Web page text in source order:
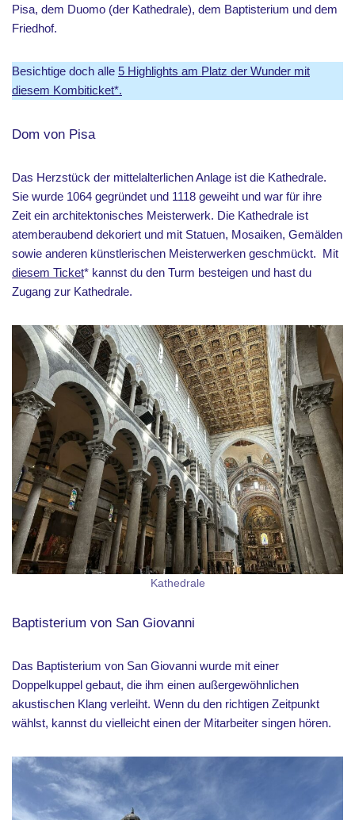
Pisa, dem Duomo (der Kathedrale), dem Baptisterium und dem
Friedhof.
Besichtige doch alle 5 Highlights am Platz der Wunder mit
diesem Kombiticket*.
Dom von Pisa
Das Herzstück der mittelalterlichen Anlage ist die Kathedrale.
Sie wurde 1064 gegründet und 1118 geweiht und war für ihre
Zeit ein architektonisches Meisterwerk. Die Kathedrale ist
atemberaubend dekoriert und mit Statuen, Mosaiken, Gemälden
sowie anderen künstlerischen Meisterwerken geschmückt. Mit
diesem Ticket* kannst du den Turm besteigen und hast du
Zugang zur Kathedrale.
Kathedrale
Baptisterium von San Giovanni
Das Baptisterium von San Giovanni wurde mit einer
Doppelkuppel gebaut, die ihm einen außergewöhnlichen
akustischen Klang verleiht. Wenn du den richtigen Zeitpunkt
wählst, kannst du vielleicht einen der Mitarbeiter singen hören.